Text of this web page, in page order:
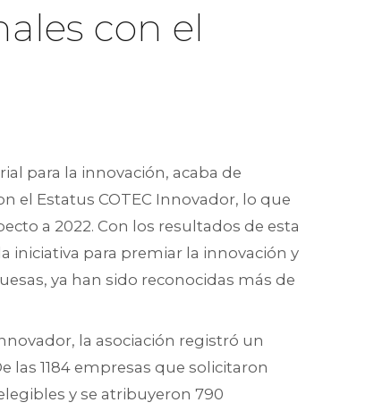
con el
para la innovación, acaba de
el Estatus COTEC Innovador, lo que
a 2022. Con los resultados de esta
iniciativa para premiar la innovación y
ya han sido reconocidas más de
la asociación registró un
las 1184 empresas que solicitaron
y se atribuyeron 790